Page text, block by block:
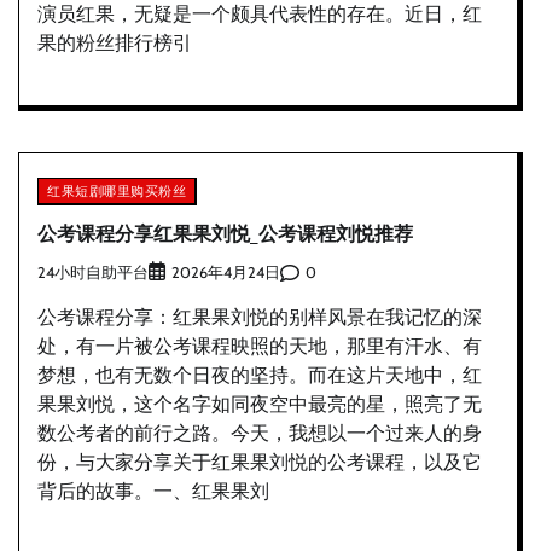
演员红果，无疑是一个颇具代表性的存在。近日，红
果的粉丝排行榜引
红果短剧哪里购买粉丝
公考课程分享红果果刘悦_公考课程刘悦推荐
24小时自助平台 2026年4月24日 0
公考课程分享：红果果刘悦的别样风景在我记忆的深
处，有一片被公考课程映照的天地，那里有汗水、有
梦想，也有无数个日夜的坚持。而在这片天地中，红
果果刘悦，这个名字如同夜空中最亮的星，照亮了无
数公考者的前行之路。今天，我想以一个过来人的身
份，与大家分享关于红果果刘悦的公考课程，以及它
背后的故事。一、红果果刘